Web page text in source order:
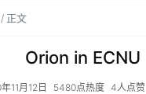
正文
Orion in ECNU
11月12日 5480点热度 4人点赞